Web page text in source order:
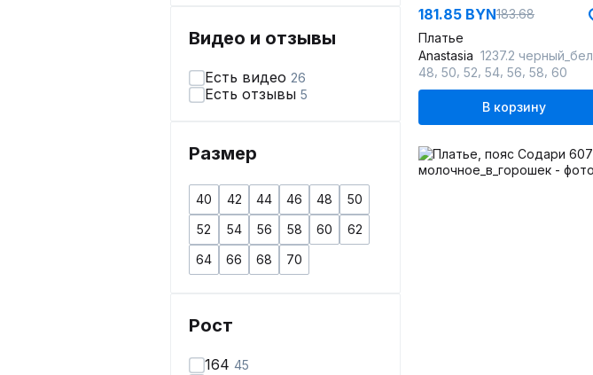
Видео и отзывы
Есть видео 26
Есть отзывы 5
Размер
40 42 44 46 48
50
52
54 56 58 60
62
64
66 68 70
Рост
164 45
181.85 BYN183.68
Платье
Anastasia 1237.2 черный_белый_пояс
48 50 52 54 56 58 60
В корзину